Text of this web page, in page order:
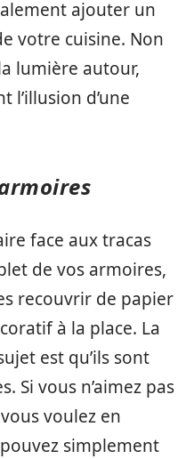
ajouter un
votre cuisine. Non
lumière autour,
l’illusion d’une
face aux tracas
de vos armoires,
recouvrir de papier
à la place. La
est qu’ils sont
Si vous n’aimez pas
voulez en
simplement